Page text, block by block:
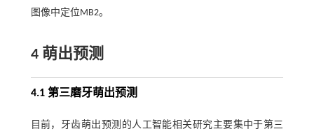
图像中定位MB2。
4 萌出预测
4.1 第三磨牙萌出预测
目前，牙齿萌出预测的人工智能相关研究主要集中于第三